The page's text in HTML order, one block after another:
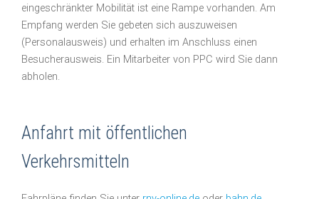
eingeschränkter Mobilität ist eine Rampe vorhanden. Am
Empfang werden Sie gebeten sich auszuweisen
(Personalausweis) und erhalten im Anschluss einen
Besucherausweis. Ein Mitarbeiter von PPC wird Sie dann
abholen.
Anfahrt mit öffentlichen
Verkehrsmitteln